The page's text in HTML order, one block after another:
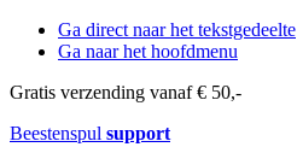
Ga direct naar het tekstgedeelte
Ga naar het hoofdmenu
Gratis verzending vanaf € 50,-
Beestenspul support